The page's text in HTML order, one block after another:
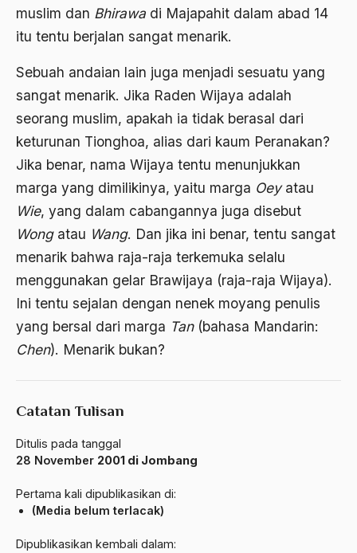
muslim dan Bhirawa di Majapahit dalam abad 14
itu tentu berjalan sangat menarik.
Sebuah andaian lain juga menjadi sesuatu yang
sangat menarik. Jika Raden Wijaya adalah
seorang muslim, apakah ia tidak berasal dari
keturunan Tionghoa, alias dari kaum Peranakan?
Jika benar, nama Wijaya tentu menunjukkan
marga yang dimilikinya, yaitu marga Oeyatau
Wie, yang dalam cabangannya juga disebut
Wongatau Wang. Dan jika ini benar, tentu sangat
menarik bahwa raja-raja terkemuka selalu
menggunakan gelar Brawijaya (raja-raja Wijaya).
Ini tentu sejalan dengan nenek moyang penulis
yang bersal dari marga Tan(bahasa Mandarin:
Chen). Menarik bukan?
Catatan Tulisan
Ditulis pada tanggal
28 November 2001 di Jombang
Pertama kali dipublikasikan di:
(Media belum terlacak)
Dipublikasikan kembali dalam:
akulturasi
akulturasi budaya
Al Asnawi
Al-Azhar
Al-Ghazali
Al-Ikhwanu Al-Muslimun
Al-Ikhwanul Muslimin
al-Khalil Ibnu Ahmad al-Farahidi
Al-Maududi
al-quran
Alexander Solzhenitsyin
Ali Murtopo
Ali Shariati